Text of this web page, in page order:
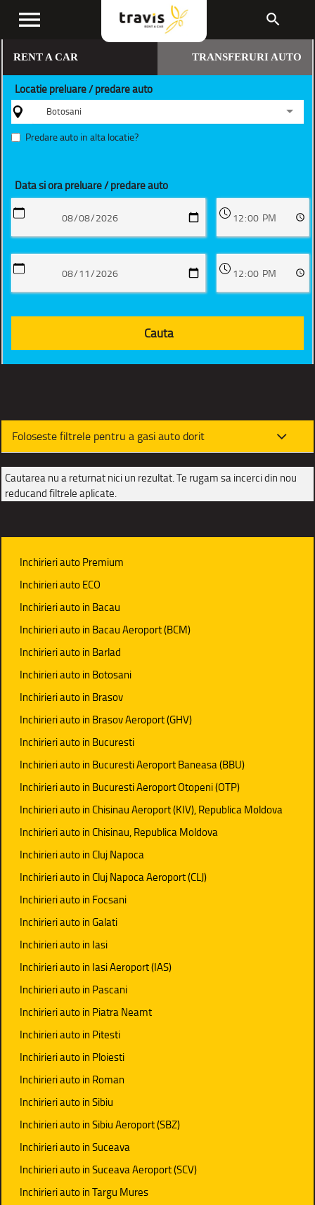
menu search
RENT A CAR TRANSFERURI AUTO
Locatie preluare / predare auto
Botosani
Predare auto in alta locatie?
Data si ora preluare / predare auto
Foloseste filtrele pentru a gasi auto dorit
Cautarea nu a returnat nici un rezultat. Te rugam sa incerci din nou
reducand filtrele aplicate.
Inchirieri auto Premium
Inchirieri auto ECO
Inchirieri auto in Bacau
Inchirieri auto in Bacau Aeroport (BCM)
Inchirieri auto in Barlad
Inchirieri auto in Botosani
Inchirieri auto in Brasov
Inchirieri auto in Brasov Aeroport (GHV)
Inchirieri auto in Bucuresti
Inchirieri auto in Bucuresti Aeroport Baneasa (BBU)
Inchirieri auto in Bucuresti Aeroport Otopeni (OTP)
Inchirieri auto in Chisinau Aeroport (KIV), Republica Moldova
Inchirieri auto in Chisinau, Republica Moldova
Inchirieri auto in Cluj Napoca
Inchirieri auto in Cluj Napoca Aeroport (CLJ)
Inchirieri auto in Focsani
Inchirieri auto in Galati
Inchirieri auto in Iasi
Inchirieri auto in Iasi Aeroport (IAS)
Inchirieri auto in Pascani
Inchirieri auto in Piatra Neamt
Inchirieri auto in Pitesti
Inchirieri auto in Ploiesti
Inchirieri auto in Roman
Inchirieri auto in Sibiu
Inchirieri auto in Sibiu Aeroport (SBZ)
Inchirieri auto in Suceava
Inchirieri auto in Suceava Aeroport (SCV)
Inchirieri auto in Targu Mures